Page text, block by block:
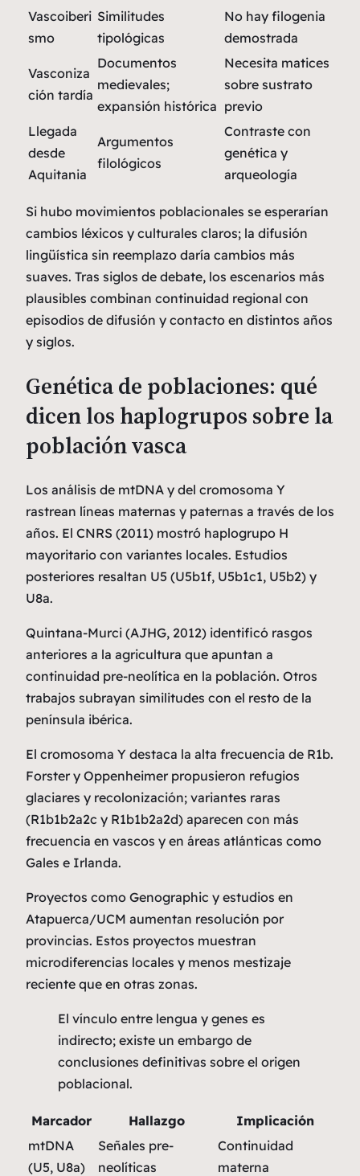
Vascoiberi
smo
Similitudes
tipológicas
No hay filogenia
demostrada
Vasconiza
ción tardía
Documentos
medievales;
expansión histórica
Necesita matices
sobre sustrato
previo
Llegada
desde
Aquitania
Argumentos
filológicos
Contraste con
genética y
arqueología
Si hubo movimientos poblacionales se esperarían
cambios léxicos y culturales claros; la difusión
lingüística sin reemplazo daría cambios más
suaves. Tras siglos de debate, los escenarios más
plausibles combinan continuidad regional con
episodios de difusión y contacto en distintos años
y siglos.
Genética de poblaciones: qué
dicen los haplogrupos sobre la
población vasca
Los análisis de mtDNA y del cromosoma Y
rastrean líneas maternas y paternas a través de los
años. El CNRS (2011) mostró haplogrupo H
mayoritario con variantes locales. Estudios
posteriores resaltan U5 (U5b1f, U5b1c1, U5b2) y
U8a.
Quintana-Murci (AJHG, 2012) identificó rasgos
anteriores a la agricultura que apuntan a
continuidad pre-neolítica en la población. Otros
trabajos subrayan similitudes con el resto de la
península ibérica.
El cromosoma Y destaca la alta frecuencia de R1b.
Forster y Oppenheimer propusieron refugios
glaciares y recolonización; variantes raras
(R1b1b2a2c y R1b1b2a2d) aparecen con más
frecuencia en vascos y en áreas atlánticas como
Gales e Irlanda.
Proyectos como Genographic y estudios en
Atapuerca/UCM aumentan resolución por
provincias. Estos proyectos muestran
microdiferencias locales y menos mestizaje
reciente que en otras zonas.
El vínculo entre lengua y genes es
indirecto; existe un embargo de
conclusiones definitivas sobre el origen
poblacional.
Marcador Hallazgo
Implicación
mtDNA
(U5, U8a)
Señales pre-
neolíticas
Continuidad
materna